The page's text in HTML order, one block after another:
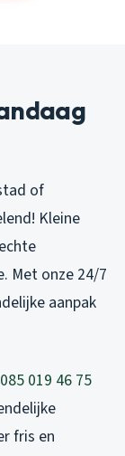
of
Kleine
Met onze 24/7
aanpak
085 019 46 75
fris en